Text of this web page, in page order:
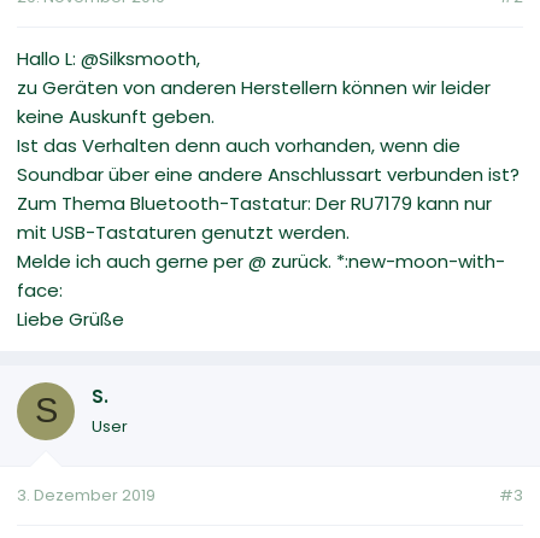
Hallo L: @Silksmooth,
zu Geräten von anderen Herstellern können wir leider
keine Auskunft geben.
Ist das Verhalten denn auch vorhanden, wenn die
Soundbar über eine andere Anschlussart verbunden ist?
Zum Thema Bluetooth-Tastatur: Der RU7179 kann nur
mit USB-Tastaturen genutzt werden.
Melde ich auch gerne per @ zurück. *:new-moon-with-
face:
Liebe Grüße
S S.
User
3. Dezember 2019 #3